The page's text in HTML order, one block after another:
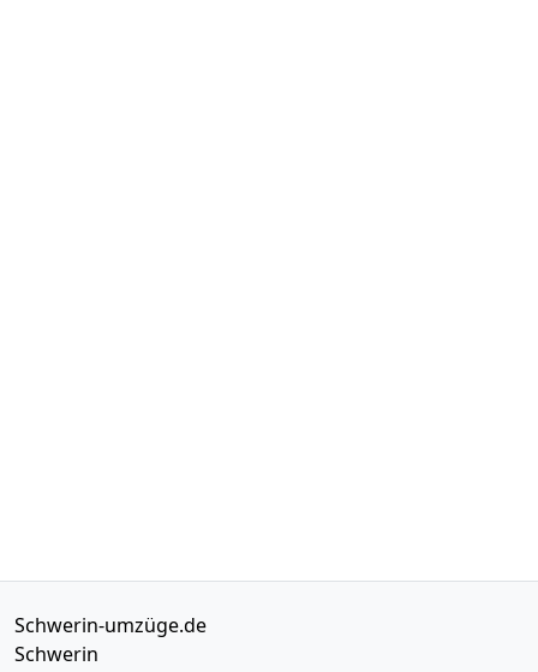
Schwerin-umzüge.de
Schwerin